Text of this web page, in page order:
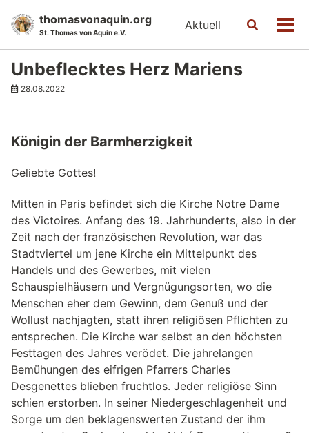
thomasvonaquin.org
St. Thomas von Aquin e.V.
Aktuell
Toggle
Unbeflecktes Herz Mariens
28.08.2022
Königin der Barmherzigkeit
Geliebte Gottes!
Mitten in Paris befindet sich die Kirche Notre Dame
des Victoires. Anfang des 19. Jahrhunderts, also in der
Zeit nach der französischen Revolution, war das
Stadtviertel um jene Kirche ein Mittelpunkt des
Handels und des Gewerbes, mit vielen
Schauspielhäusern und Vergnügungsorten, wo die
Menschen eher dem Gewinn, dem Genuß und der
Wollust nachjagten, statt ihren religiösen Pflichten zu
entsprechen. Die Kirche war selbst an den höchsten
Festtagen des Jahres verödet. Die jahrelangen
Bemühungen des eifrigen Pfarrers Charles
Desgenettes blieben fruchtlos. Jeder religiöse Sinn
schien erstorben. In seiner Niedergeschlagenheit und
Sorge um den beklagenswerten Zustand der ihm